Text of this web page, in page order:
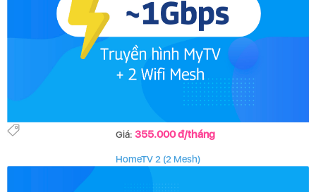
Giá:355.000 đ/tháng
HomeTV 2 (2 Mesh)